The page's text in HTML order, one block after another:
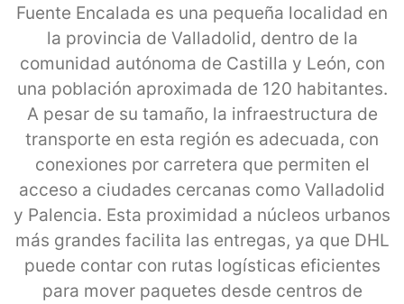
Fuente Encalada es una pequeña localidad en
la provincia de Valladolid, dentro de la
comunidad autónoma de Castilla y León, con
una población aproximada de 120 habitantes.
A pesar de su tamaño, la infraestructura de
transporte en esta región es adecuada, con
conexiones por carretera que permiten el
acceso a ciudades cercanas como Valladolid
y Palencia. Esta proximidad a núcleos urbanos
más grandes facilita las entregas, ya que DHL
puede contar con rutas logísticas eficientes
para mover paquetes desde centros de